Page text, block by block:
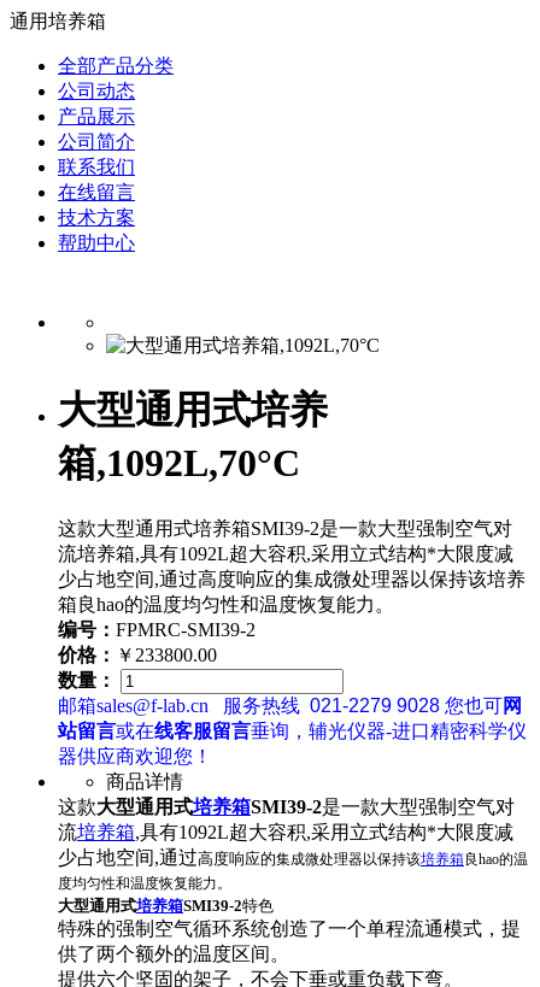
通用培养箱
全部产品分类
公司动态
产品展示
公司简介
联系我们
在线留言
技术方案
帮助中心
大型通用式培养
箱,1092L,70°C
这款大型通用式培养箱SMI39-2是一款大型强制空气对
流培养箱,具有1092L超大容积,采用立式结构*大限度减
少占地空间,通过高度响应的集成微处理器以保持该培养
箱良hao的温度均匀性和温度恢复能力。
编号： FPMRC-SMI39-2
价格： ￥233800.00
数量：
邮箱sales@f-lab.cn
服务热线 021-2279 9028 您也可网
站留言或在线客服留言垂询，辅光仪器-进口精密科学仪
器供应商欢迎您！
商品详情
这款大型通用式培养箱SMI39-2是一款大型强制空气对
流培养箱,具有1092L超大容积,采用立式结构*大限度减
少占地空间,通过高度响应的集成微处理器以保持该培养箱良hao的温
度均匀性和温度恢复能力。
大型通用式培养箱SMI39-2特色
特殊的强制空气循环系统创造了一个单程流通模式，提
供了两个额外的温度区间。
提供六个坚固的架子，不会下垂或重负载下弯。